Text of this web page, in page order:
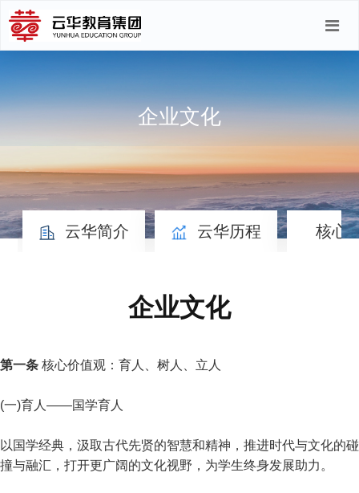
企业文化
云华简介 云华历程 核心
企业文化
第一条 核心价值观：育人、树人、立人
(一)育人——国学育人
以国学经典，汲取古代先贤的智慧和精神，推进时代与文化的碰
撞与融汇，打开更广阔的文化视野，为学生终身发展助力。